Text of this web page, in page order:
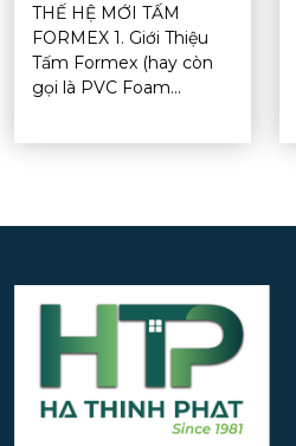
THẾ HỆ MỚI TẤM
FORMEX 1. Giới Thiệu
Tấm Formex (hay còn
gọi là PVC Foam...